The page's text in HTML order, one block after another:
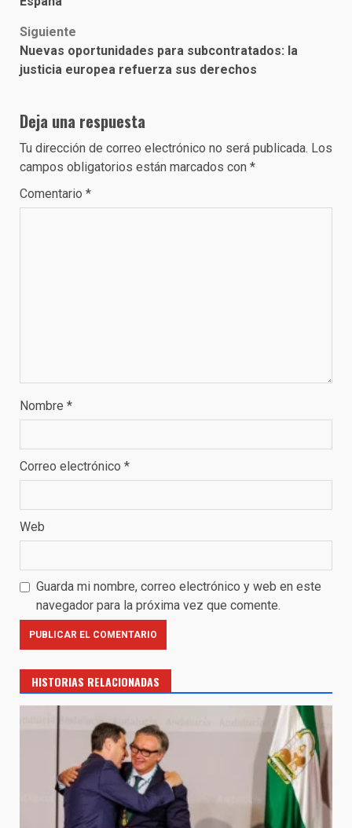
Siguiente
Nuevas oportunidades para subcontratados: la
justicia europea refuerza sus derechos
Deja una respuesta
Tu dirección de correo electrónico no será publicada. Los
campos obligatorios están marcados con *
Comentario *
Nombre *
Correo electrónico *
Web
Guarda mi nombre, correo electrónico y web en este
navegador para la próxima vez que comente.
HISTORIAS RELACIONADAS